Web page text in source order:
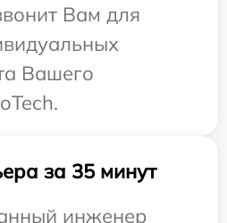
Вам для
Вашего
за 35 минут
инженер